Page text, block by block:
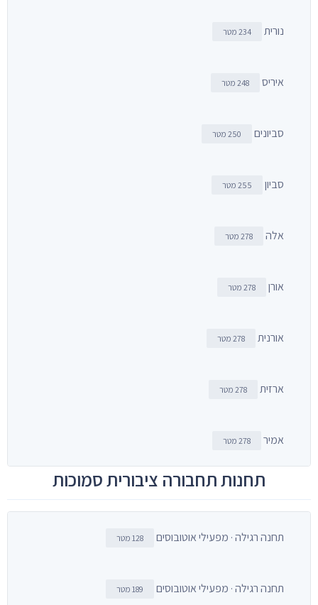
נורית 234 מטר
איריס 248 מטר
סביונים 250 מטר
סביון 255 מטר
אלה 278 מטר
אורן 278 מטר
אורנית 278 מטר
ארזית 278 מטר
אמיר 278 מטר
תחנות תחבורה ציבורית סמוכות
תחנה רגילה · מפעילי אוטובוסים 128 מטר
תחנה רגילה · מפעילי אוטובוסים 189 מטר